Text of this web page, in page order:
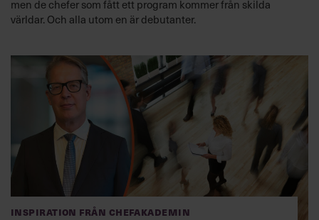
men de chefer som fått ett program kommer från skilda
världar. Och alla utom en är debutanter.
Inspiration från Chefakademin